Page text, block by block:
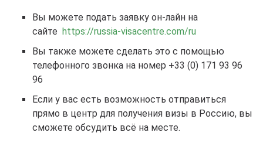
Вы можете подать заявку он-лайн на
сайте https://russia-visacentre.com/ru
Вы также можете сделать это с помощью
телефонного звонка на номер +33 (0) 171 93 96
96
Если у вас есть возможность отправиться
прямо в центр для получения визы в Россию, вы
сможете обсудить всё на месте.